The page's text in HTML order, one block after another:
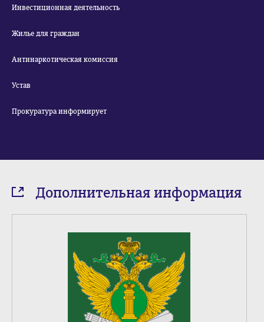
Инвестиционная деятельность
Жилье для граждан
Антинаркотическая комиссия
Устав
Прокуратура информирует
Дополнительная информация